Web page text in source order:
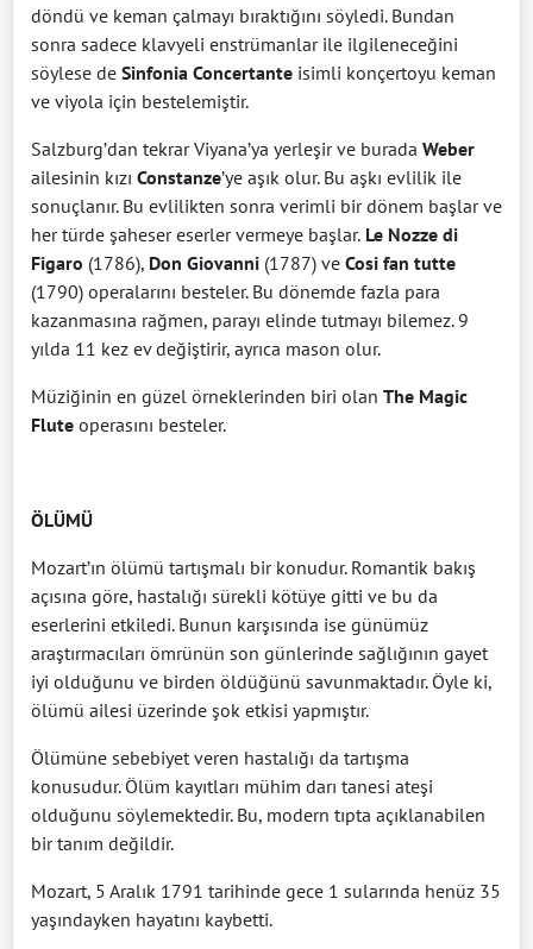
döndü ve keman çalmayı bıraktığını söyledi. Bundan
sonra sadece klavyeli enstrümanlar ile ilgileneceğini
söylese de Sinfonia Concertante isimli konçertoyu keman
ve viyola için bestelemiştir.
Salzburg’dan tekrar Viyana’ya yerleşir ve burada Weber
ailesinin kızı Constanze’ye aşık olur. Bu aşkı evlilik ile
sonuçlanır. Bu evlilikten sonra verimli bir dönem başlar ve
her türde şaheser eserler vermeye başlar. Le Nozze di
Figaro (1786), Don Giovanni (1787) ve Cosi fan tutte
(1790) operalarını besteler. Bu dönemde fazla para
kazanmasına rağmen, parayı elinde tutmayı bilemez. 9
yılda 11 kez ev değiştirir, ayrıca mason olur.
Müziğinin en güzel örneklerinden biri olan The Magic
Flute operasını besteler.
ÖLÜMÜ
Mozart’ın ölümü tartışmalı bir konudur. Romantik bakış
açısına göre, hastalığı sürekli kötüye gitti ve bu da
eserlerini etkiledi. Bunun karşısında ise günümüz
araştırmacıları ömrünün son günlerinde sağlığının gayet
iyi olduğunu ve birden öldüğünü savunmaktadır. Öyle ki,
ölümü ailesi üzerinde şok etkisi yapmıştır.
Ölümüne sebebiyet veren hastalığı da tartışma
konusudur. Ölüm kayıtları mühim darı tanesi ateşi
olduğunu söylemektedir. Bu, modern tıpta açıklanabilen
bir tanım değildir.
Mozart, 5 Aralık 1791 tarihinde gece 1 sularında henüz 35
yaşındayken hayatını kaybetti.